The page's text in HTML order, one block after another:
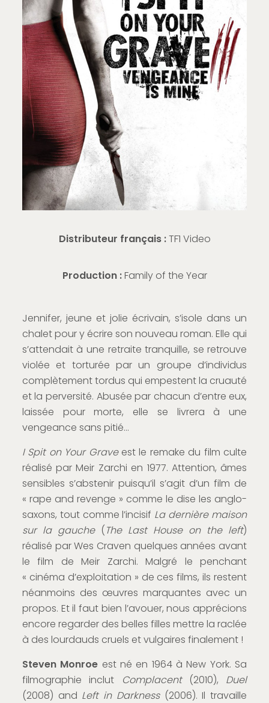
Distributeur français :TF1 Video
Production :Family of the Year
Jennifer, jeune et jolie écrivain, s’isole dans un
chalet pour y écrire son nouveau roman. Elle qui
s’attendait à une retraite tranquille, se retrouve
violée et torturée par un groupe d’individus
complètement tordus qui empestent la cruauté
et la perversité. Abusée par chacun d’entre eux,
laissée pour morte, elle se livrera à une
vengeance sans pitié…
I Spit on Your Graveest le remake du film culte
réalisé par Meir Zarchi en 1977. Attention, âmes
sensibles s’abstenir puisqu’il s’agit d’un film de
« rape and revenge » comme le dise les anglo-
saxons, tout comme l’incisif La dernière maison
sur la gauche(The Last House on the left)
réalisé par Wes Craven quelques années avant
le film de Meir Zarchi. Malgré le penchant
« cinéma d’exploitation » de ces films, ils restent
néanmoins des œuvres marquantes avec un
propos. Et il faut bien l’avouer, nous apprécions
encore regarder des belles filles mettre la raclée
à des lourdauds cruels et vulgaires finalement !
Steven Monroe est né en 1964 à New York. Sa
filmographie inclut
Complacent(2010), Duel
(2008) and Left in Darkness(2006). Il travaille